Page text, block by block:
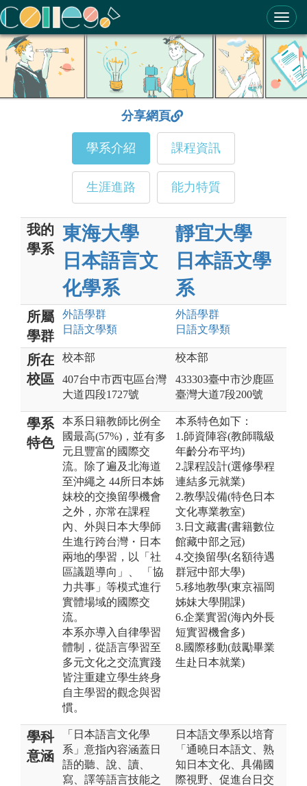
ColleGo! 大學選才與高中育才輔助系統
分享網頁
學系介紹 課程資訊
生涯進路 能力特質
我的
學系
東海大學
日本語言文
化學系
靜宜大學
日本語文學
系
所屬
學群
外語學群
日語文學類
外語學群
日語文學類
所在
校區
校本部
407台中市西屯區台灣
大道四段1727號
校本部
433303臺中市沙鹿區
臺灣大道7段200號
學系
特色
本系日籍教師比例全
國最高(57%)，並有多
元且豐富的國際交
流。除了遍及北海道
至沖繩之 44所日本姊
妹校的交換留學機會
之外，亦常在課程
內、外與日本大學師
生進行跨台灣・日本
兩地的學習，以「社
區議題導向」、 「協
力共事」等模式進行
實體場域的國際交
流。
本系亦導入自律學習
體制，從語言學習至
多元文化之交流實踐
皆注重建立學生終身
自主學習的觀念與習
慣。
本系特色如下：
1.師資陣容(教師職級
年齡分布平均)
2.課程設計(選修學程
連結多元就業)
2.教學設備(特色日本
文化專業教室)
3.日文藏書(書籍數位
館藏中部之冠)
4.交換留學(名額待遇
群冠中部大學)
5.移地教學(東京福岡
姊妹大學開課)
6.企業實習(海內外長
短實習機會多)
8.國際移動(鼓勵畢業
生赴日本就業)
學科
意涵
「日本語言文化學
系」意指內容涵蓋日
語的聽、說、讀、
寫、譯等語言技能之
日本語文學系以培育
「通曉日本語文、熟
知日本文化、具備國
際視野、促進台日交